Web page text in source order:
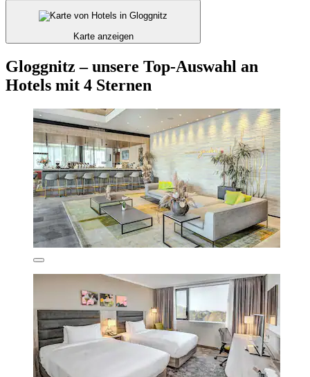
Karte anzeigen
Gloggnitz – unsere Top-Auswahl an
Hotels mit 4 Sternen